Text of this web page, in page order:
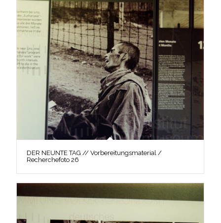
DER NEUNTE TAG // Vorbereitungsmaterial /
Recherchefoto 26